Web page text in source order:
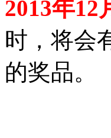
2013年12
时，将会
的奖品。